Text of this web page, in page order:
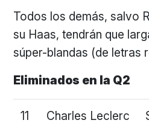
Todos los demás, salvo
su Haas, tendrán que
súper-blandas (de letras
Eliminados en la Q2
11 Charles Leclerc